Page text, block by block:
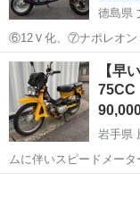
徳島県
⑥12Ｖ化、⑦ナポレオ
ー、⑩ダウンマフ…
徳島 徳島市 文
【早い
75CC
岩手県
ムに伴いスピードメー
更。 走行距離は…